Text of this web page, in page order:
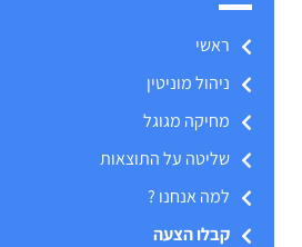
ראשי
ניהול מוניטין
מחיקה מגוגל
שליטה על התוצאות
למה אנחנו ?
קבלו הצעה